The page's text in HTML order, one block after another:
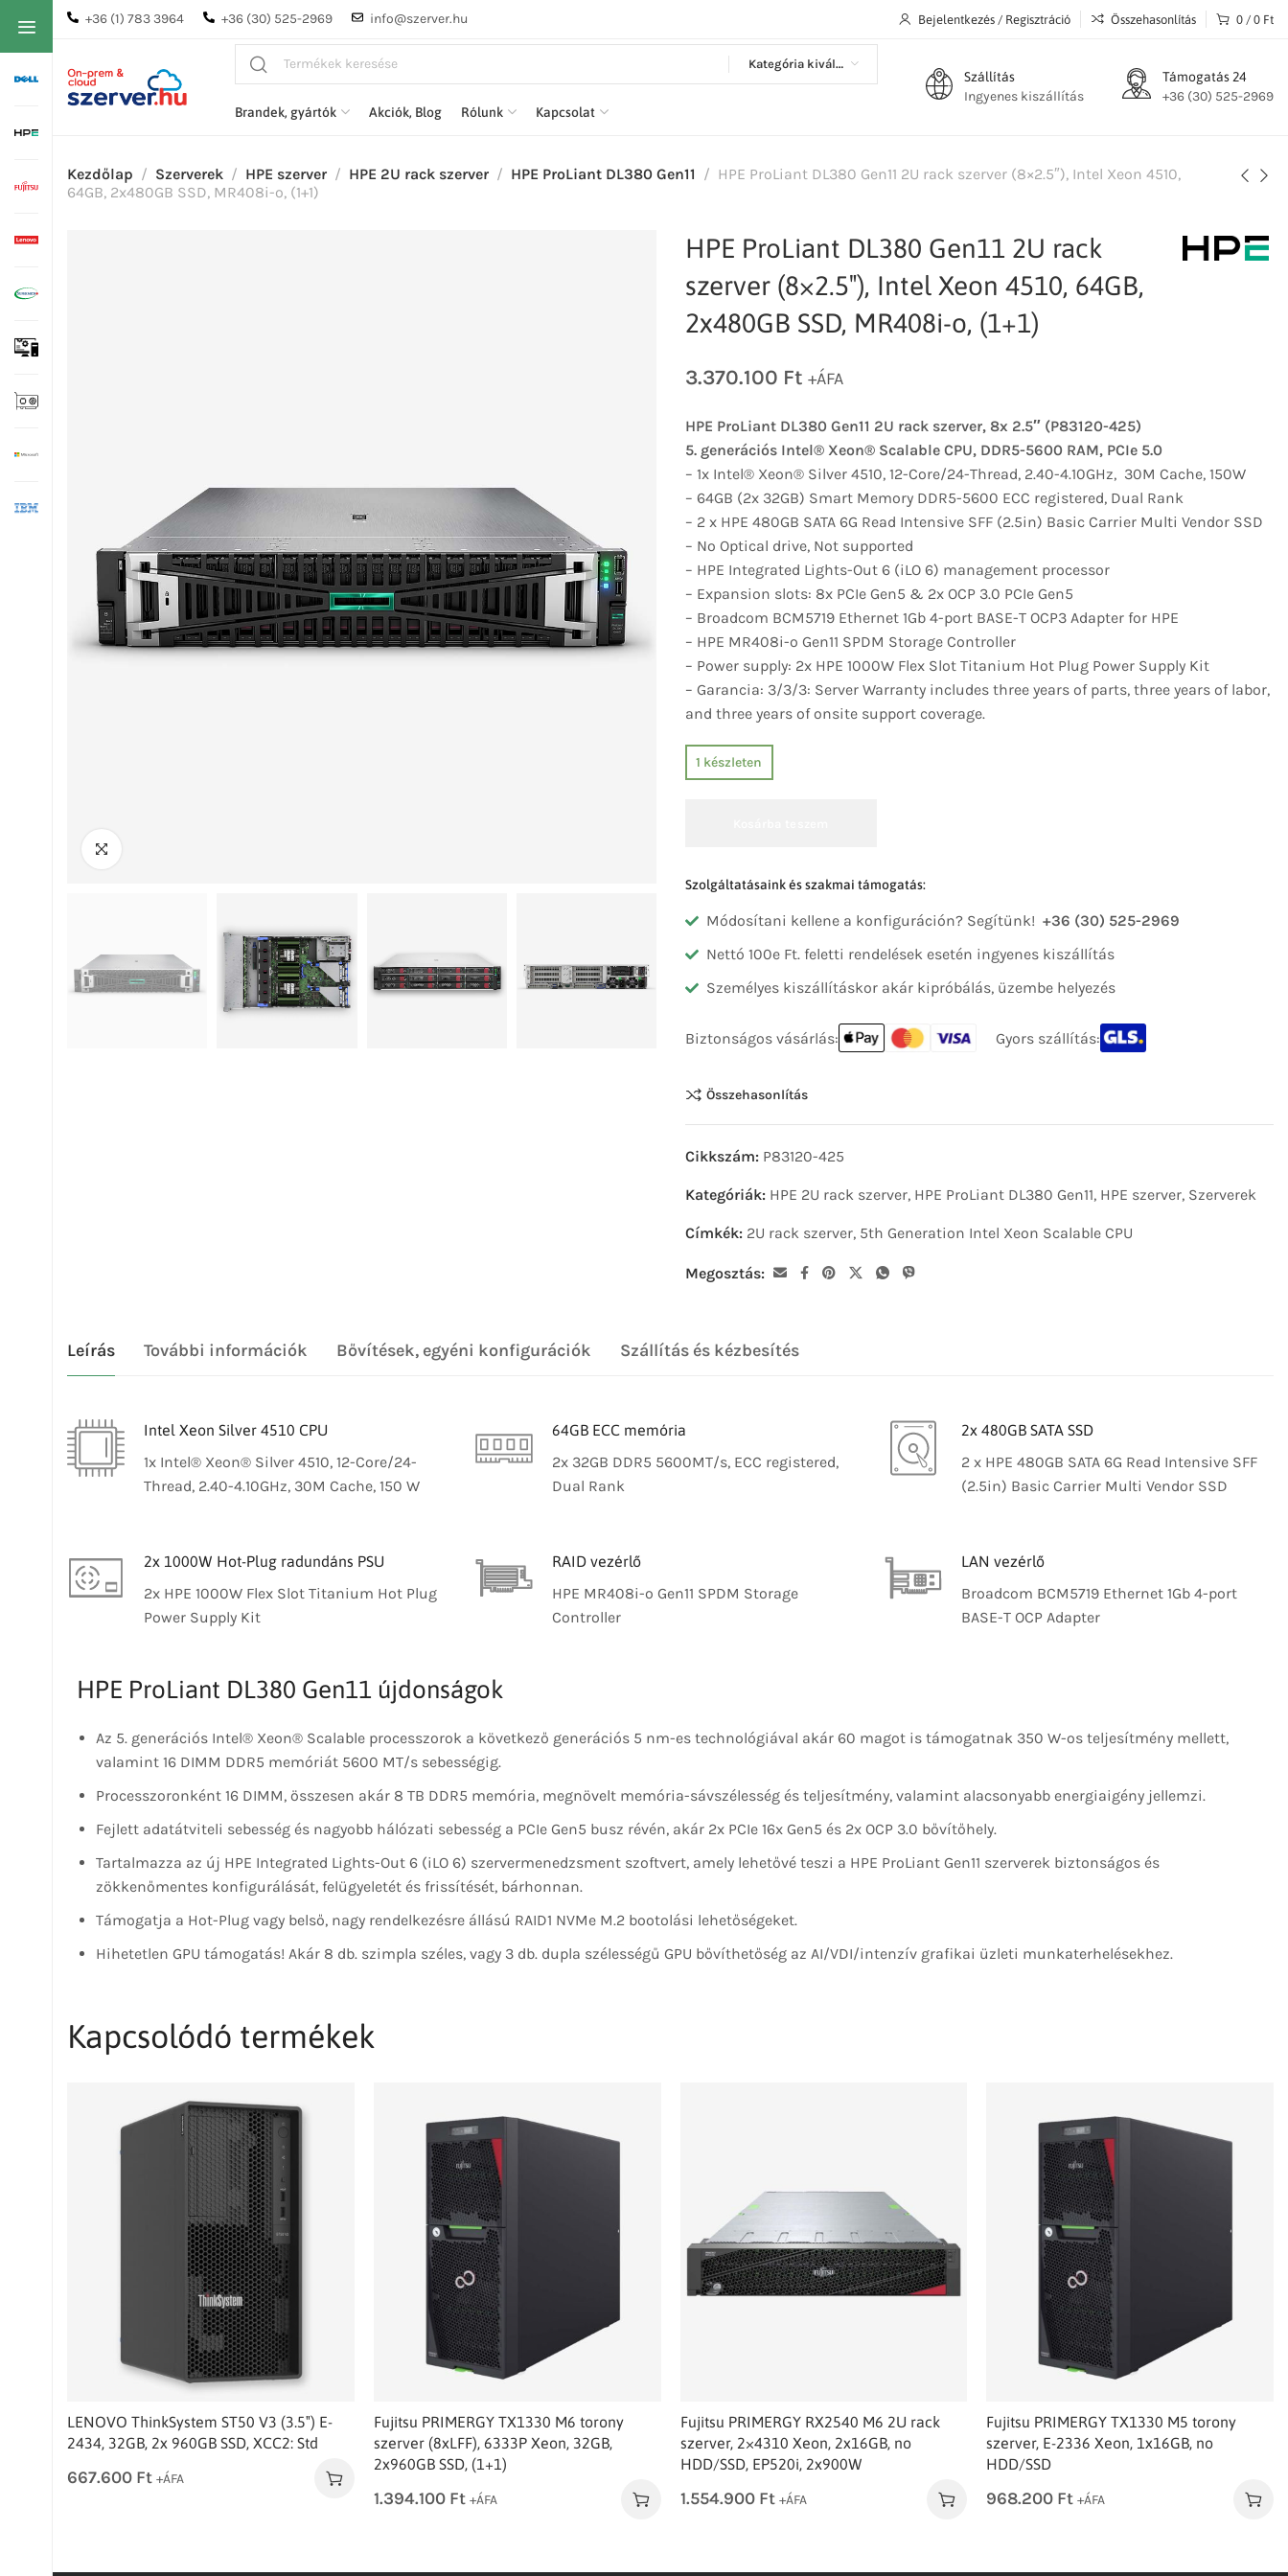
+36 (1) 783 3964 +36 (30) 525-2969 info@szerver.hu Bejelentkezés / Regisztráció Összehasonlítás 0 / 0 Ft
Kategória kiválasztása
Brandek, gyártók Akciók, Blog Rólunk Kapcsolat
Szállítás
Ingyenes kiszállítás
Támogatás 24
+36 (30) 525-2969
Kezdőlap Szerverek HPE szerver HPE 2U rack szerver HPE ProLiant DL380 Gen11
HPE ProLiant DL380 Gen11 2U rack szerver (8×2.5″), Intel Xeon 4510,
64GB, 2x480GB SSD, MR408i-o, (1+1)
HPE ProLiant DL380 Gen11 2U rack
szerver (8×2.5″), Intel Xeon 4510, 64GB,
2x480GB SSD, MR408i-o, (1+1)
3.370.100 Ft +ÁFA
HPE ProLiant DL380 Gen11 2U rack szerver, 8x 2.5″ (P83120-425)
5. generációs Intel® Xeon® Scalable CPU, DDR5-5600 RAM, PCIe 5.0
– 1x Intel® Xeon® Silver 4510, 12-Core/24-Thread, 2.40-4.10GHz, 30M Cache, 150W
– 64GB (2x 32GB) Smart Memory DDR5-5600 ECC registered, Dual Rank
– 2 x HPE 480GB SATA 6G Read Intensive SFF (2.5in) Basic Carrier Multi Vendor SSD
– No Optical drive, Not supported
– HPE Integrated Lights-Out 6 (iLO 6) management processor
– Expansion slots: 8x PCIe Gen5 & 2x OCP 3.0 PCIe Gen5
– Broadcom BCM5719 Ethernet 1Gb 4-port BASE-T OCP3 Adapter for HPE
– HPE MR408i-o Gen11 SPDM Storage Controller
– Power supply: 2x HPE 1000W Flex Slot Titanium Hot Plug Power Supply Kit
– Garancia: 3/3/3: Server Warranty includes three years of parts, three years of labor,
and three years of onsite support coverage.
1 készleten
Szolgáltatásaink és szakmai támogatás:
Módosítani kellene a konfiguráción? Segítünk! +36 (30) 525-2969
Nettó 100e Ft. feletti rendelések esetén ingyenes kiszállítás
Személyes kiszállításkor akár kipróbálás, üzembe helyezés
Biztonságos vásárlás: Gyors szállítás:
Összehasonlítás
Cikkszám: P83120-425
Kategóriák: HPE 2U rack szerver, HPE ProLiant DL380 Gen11, HPE szerver, Szerverek
Címkék: 2U rack szerver, 5th Generation Intel Xeon Scalable CPU
Megosztás:
Leírás További információk Bővítések, egyéni konfigurációk Szállítás és kézbesítés
Intel Xeon Silver 4510 CPU
1x Intel® Xeon® Silver 4510, 12-Core/24-
Thread, 2.40-4.10GHz, 30M Cache, 150 W
64GB ECC memória
2x 32GB DDR5 5600MT/s, ECC registered,
Dual Rank
2x 480GB SATA SSD
2 x HPE 480GB SATA 6G Read Intensive SFF
(2.5in) Basic Carrier Multi Vendor SSD
2x 1000W Hot-Plug radundáns PSU
2x HPE 1000W Flex Slot Titanium Hot Plug
Power Supply Kit
RAID vezérlő
HPE MR408i-o Gen11 SPDM Storage
Controller
LAN vezérlő
Broadcom BCM5719 Ethernet 1Gb 4-port
BASE-T OCP Adapter
HPE ProLiant DL380 Gen11 újdonságok
Az 5. generációs Intel® Xeon® Scalable processzorok a következő generációs 5 nm-es technológiával akár 60 magot is támogatnak 350 W-os teljesítmény mellett,
valamint 16 DIMM DDR5 memóriát 5600 MT/s sebességig.
Processzoronként 16 DIMM, összesen akár 8 TB DDR5 memória, megnövelt memória-sávszélesség és teljesítmény, valamint alacsonyabb energiaigény jellemzi.
Fejlett adatátviteli sebesség és nagyobb hálózati sebesség a PCIe Gen5 busz révén, akár 2x PCIe 16x Gen5 és 2x OCP 3.0 bővítőhely.
Tartalmazza az új HPE Integrated Lights-Out 6 (iLO 6) szervermenedzsment szoftvert, amely lehetővé teszi a HPE ProLiant Gen11 szerverek biztonságos és
zökkenőmentes konfigurálását, felügyeletét és frissítését, bárhonnan.
Támogatja a Hot-Plug vagy belső, nagy rendelkezésre állású RAID1 NVMe M.2 bootolási lehetőségeket.
Hihetetlen GPU támogatás! Akár 8 db. szimpla széles, vagy 3 db. dupla szélességű GPU bővíthetőség az AI/VDI/intenzív grafikai üzleti munkaterhelésekhez.
Kapcsolódó termékek
LENOVO ThinkSystem ST50 V3 (3.5″) E-
2434, 32GB, 2x 960GB SSD, XCC2: Std
667.600 Ft +ÁFA
Fujitsu PRIMERGY TX1330 M6 torony
szerver (8xLFF), 6333P Xeon, 32GB,
2x960GB SSD, (1+1)
1.394.100 Ft +ÁFA
Fujitsu PRIMERGY RX2540 M6 2U rack
szerver, 2×4310 Xeon, 2x16GB, no
HDD/SSD, EP520i, 2x900W
1.554.900 Ft +ÁFA
Fujitsu PRIMERGY TX1330 M5 torony
szerver, E-2336 Xeon, 1x16GB, no
HDD/SSD
968.200 Ft +ÁFA